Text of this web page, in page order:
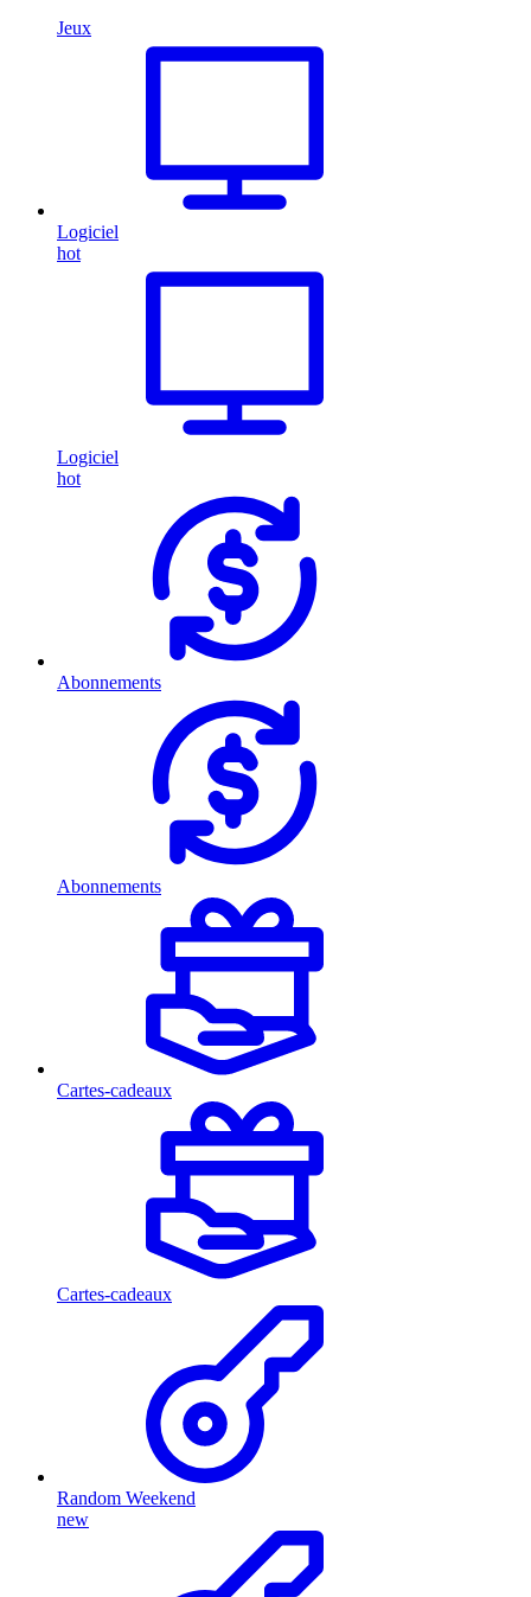
Jeux
Logiciel
hot
Logiciel
hot
Abonnements
Abonnements
Cartes-cadeaux
Cartes-cadeaux
Random Weekend
new